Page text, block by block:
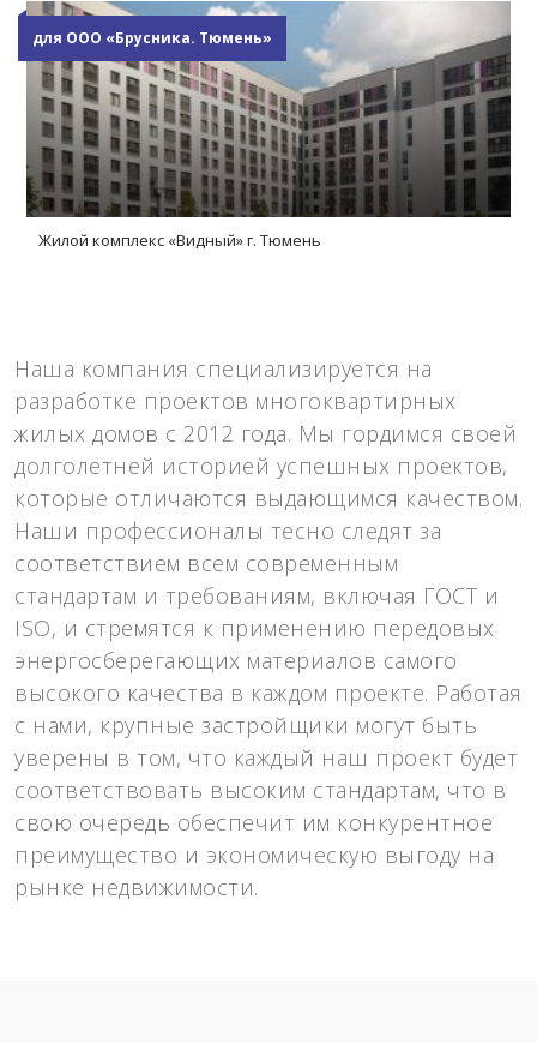
для ООО «Брусника. Тюмень»
Жилой комплекс «Видный» г. Тюмень
Наша компания специализируется на
разработке проектов многоквартирных
жилых домов с 2012 года. Мы гордимся своей
долголетней историей успешных проектов,
которые отличаются выдающимся качеством.
Наши профессионалы тесно следят за
соответствием всем современным
стандартам и требованиям, включая ГОСТ и
ISO, и стремятся к применению передовых
энергосберегающих материалов самого
высокого качества в каждом проекте. Работая
с нами, крупные застройщики могут быть
уверены в том, что каждый наш проект будет
соответствовать высоким стандартам, что в
свою очередь обеспечит им конкурентное
преимущество и экономическую выгоду на
рынке недвижимости.